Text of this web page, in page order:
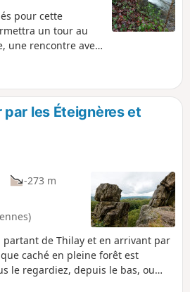
pour cette
un tour au
une rencontre avec
apportées le
fermeture de la
par les Éteignères et
-273 m
partant de Thilay et en arrivant par
caché en pleine forêt est
le regardiez, depuis le bas, ou